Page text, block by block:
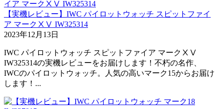
【実機レビュー】IWC パイロットウォッチ スピットファイ
ア マークⅩⅤ IW325314
2023年12月13日
IWC パイロットウォッチ スピットファイア マークⅩⅤ
IW325314の実機レビューをお届けします！不朽の名作、
IWCのパイロットウォッチ。人気の高いマーク15からお届け
します！...